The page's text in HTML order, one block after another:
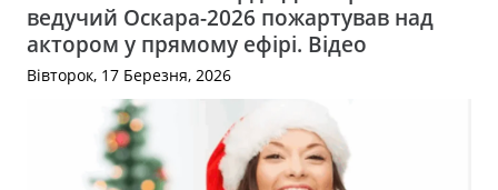
ведучий Оскара-2026 пожартував над
актором у прямому ефірі. Відео
Вівторок, 17 Березня, 2026